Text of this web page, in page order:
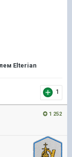
Elterian
1
1 252